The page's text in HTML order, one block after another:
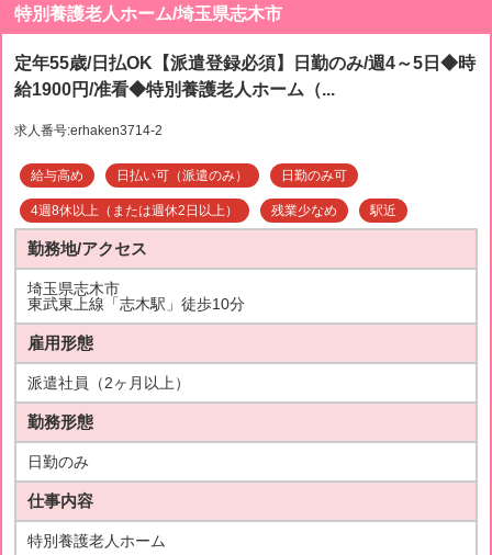
特別養護老人ホーム/埼玉県志木市
定年55歳/日払OK【派遣登録必須】日勤のみ/週4～5日◆時
給1900円/准看◆特別養護老人ホーム（...
求人番号:erhaken3714-2
給与高め 日払い可（派遣のみ） 日勤のみ可
4週8休以上（または週休2日以上） 残業少なめ 駅近
勤務地/アクセス
埼玉県志木市
東武東上線「志木駅」徒歩10分
雇用形態
派遣社員（2ヶ月以上）
勤務形態
日勤のみ
仕事内容
特別養護老人ホーム